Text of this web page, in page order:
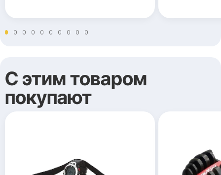
С этим товаром
покупают